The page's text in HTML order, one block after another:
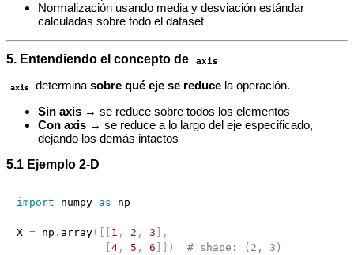
Normalización usando media y desviación estándar
calculadas sobre todo el dataset
5. Entendiendo el concepto de axis
axis determinasobre qué eje se reduce la operación.
Sin axis → se reduce sobre todos los elementos
Con axis → se reduce a lo largo del eje especificado,
dejando los demás intactos
5.1 Ejemplo 2‑D
import numpy as np
X = np . array( 1 , 2 , 3
,
4, 5 , 6 ) # shape: (2, 3)